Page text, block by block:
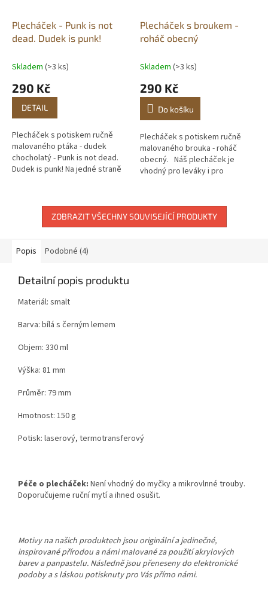
Plecháček - Punk is not
dead. Dudek is punk!
Skladem (>3 ks)
290 Kč
DETAIL
Plecháček s potiskem ručně
malovaného ptáka - dudek
chocholatý - Punk is not dead.
Dudek is punk! Na jedné straně
Plecháček s broukem -
roháč obecný
Skladem (>3 ks)
290 Kč
Do košíku
Plecháček s potiskem ručně
malovaného brouka - roháč
obecný. Náš plecháček je
vhodný pro leváky i pro
originální malovaný...
ZOBRAZIT VŠECHNY SOUVISEJÍCÍ PRODUKTY
Popis Podobné (4)
Detailní popis produktu
Materiál: smalt
Barva: bílá s černým lemem
Objem: 330 ml
Výška: 81 mm
Průměr: 79 mm
Hmotnost: 150 g
Potisk: laserový, termotransferový
Péče o plecháček: Není vhodný do myčky a mikrovlnné trouby.
Doporučujeme ruční mytí a ihned osušit.
Motivy na našich produktech jsou originální a jedinečné,
inspirované přírodou a námi malované za použití akrylových
barev a panpastelu. Následně jsou přeneseny do elektronické
podoby a s láskou potisknuty pro Vás přímo námi.